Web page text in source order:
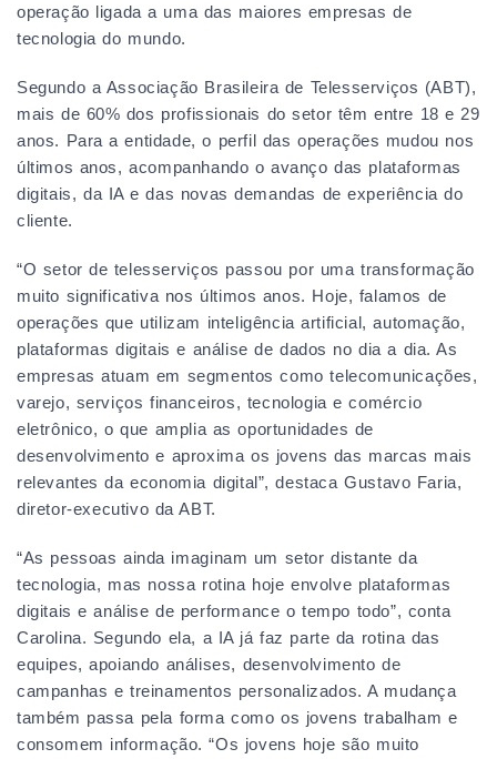
operação ligada a uma das maiores empresas de
tecnologia do mundo.
Segundo a Associação Brasileira de Telesserviços (ABT),
mais de 60% dos profissionais do setor têm entre 18 e 29
anos. Para a entidade, o perfil das operações mudou nos
últimos anos, acompanhando o avanço das plataformas
digitais, da IA e das novas demandas de experiência do
cliente.
“O setor de telesserviços passou por uma transformação
muito significativa nos últimos anos. Hoje, falamos de
operações que utilizam inteligência artificial, automação,
plataformas digitais e análise de dados no dia a dia. As
empresas atuam em segmentos como telecomunicações,
varejo, serviços financeiros, tecnologia e comércio
eletrônico, o que amplia as oportunidades de
desenvolvimento e aproxima os jovens das marcas mais
relevantes da economia digital”, destaca Gustavo Faria,
diretor-executivo da ABT.
“As pessoas ainda imaginam um setor distante da
tecnologia, mas nossa rotina hoje envolve plataformas
digitais e análise de performance o tempo todo”, conta
Carolina. Segundo ela, a IA já faz parte da rotina das
equipes, apoiando análises, desenvolvimento de
campanhas e treinamentos personalizados. A mudança
também passa pela forma como os jovens trabalham e
consomem informação. “Os jovens hoje são muito